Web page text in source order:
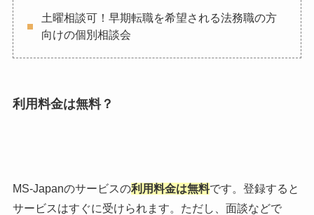
土曜相談可！早期転職を希望される法務職の方
向けの個別相談会
利用料金は無料？
MS-Japanのサービスの利用料金は無料です。登録すると
サービスはすぐに受けられます。ただし、面談などで